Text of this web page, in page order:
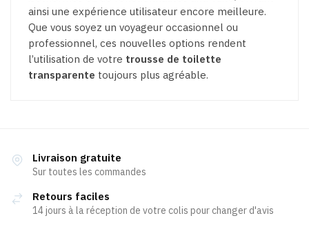
ainsi une expérience utilisateur encore meilleure.
Que vous soyez un voyageur occasionnel ou
professionnel, ces nouvelles options rendent
l’utilisation de votre trousse de toilette
transparente toujours plus agréable.
Livraison gratuite
Sur toutes les commandes
Retours faciles
14 jours à la réception de votre colis pour changer d'avis